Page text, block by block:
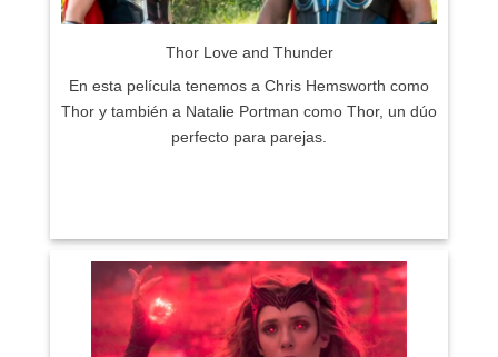
Thor Love and Thunder
En esta película tenemos a Chris Hemsworth como
Thor y también a Natalie Portman como Thor, un dúo
perfecto para parejas.